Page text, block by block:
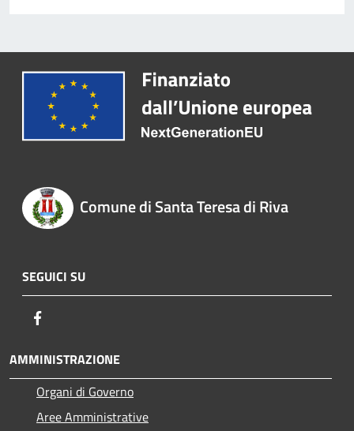
Comune di Santa Teresa di Riva
SEGUICI SU
AMMINISTRAZIONE
Organi di Governo
Aree Amministrative